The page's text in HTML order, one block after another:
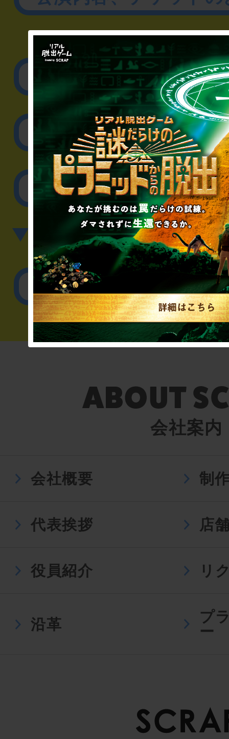
▼企業／法人の
リアル脱出ゲーム制作
取材に関するお
その他のご相談／
▼英語、中国語でのお問
English／
会社案内
会社概要 制
代表挨拶 店
役員紹介 リ
沿革
プ
ー